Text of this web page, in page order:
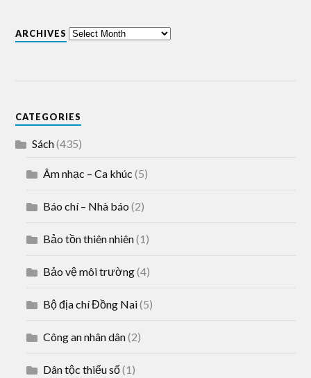
ARCHIVES
CATEGORIES
Sách(435)
Âm nhạc – Ca khúc (5)
Báo chí – Nhà báo (2)
Bảo tồn thiên nhiên(1)
Bảo vệ môi trường(4)
Bộ địa chí Đồng Nai(5)
Công an nhân dân(2)
Dân tộc thiểu số(1)